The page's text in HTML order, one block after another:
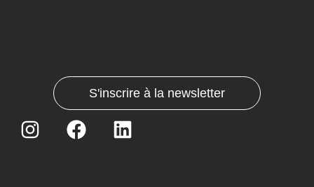
S'inscrire à la newsletter